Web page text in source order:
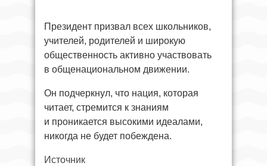
Президент призвал всех школьников,
учителей, родителей и широкую
общественность активно участвовать
в общенациональном движении.
Он подчеркнул, что нация, которая
читает, стремится к знаниям
и проникается высокими идеалами,
никогда не будет побеждена.
Источник